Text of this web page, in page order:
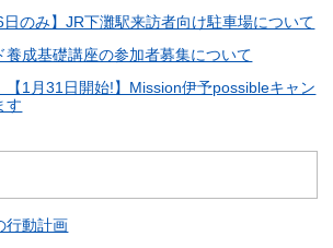
日のみ】JR下灘駅来訪者向け駐車場について
養成基礎講座の参加者募集について
【1月31日開始!】Mission伊予possibleキャン
す
行動計画